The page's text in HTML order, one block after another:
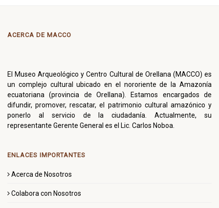
ACERCA DE MACCO
El Museo Arqueológico y Centro Cultural de Orellana (MACCO) es
un complejo cultural ubicado en el nororiente de la Amazonía
ecuatoriana (provincia de Orellana). Estamos encargados de
difundir, promover, rescatar, el patrimonio cultural amazónico y
ponerlo al servicio de la ciudadanía. Actualmente, su
representante Gerente General es el Lic. Carlos Noboa.
ENLACES IMPORTANTES
Acerca de Nosotros
Colabora con Nosotros